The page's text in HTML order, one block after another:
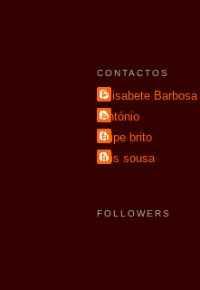
CONTACTOS
Elisabete Barbosa
antónio
filipe brito
luis sousa
FOLLOWERS